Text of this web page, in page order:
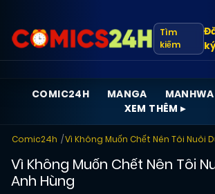
Tìm
kiếm
COMIC24H MANGA MANHWA
XEM THÊM ▸
Comic24h Vì Không Muốn Chết Nên Tôi Nuôi
Vì Không Muốn Chết Nên Tôi
Anh Hùng